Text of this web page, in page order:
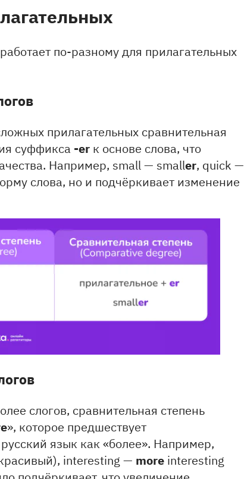
по-разному для прилагательных
прилагательных сравнительная
суффикса -er к основе слова, что
Например, small — smaller, quick —
слова, но и подчёркивает изменение
слогов, сравнительная степень
», которое предшествует
язык как «более». Например,
interesting — more interesting